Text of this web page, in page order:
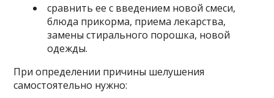
сравнить ее с введением новой смеси,
блюда прикорма, приема лекарства,
замены стирального порошка, новой
одежды.
При определении причины шелушения
самостоятельно нужно: